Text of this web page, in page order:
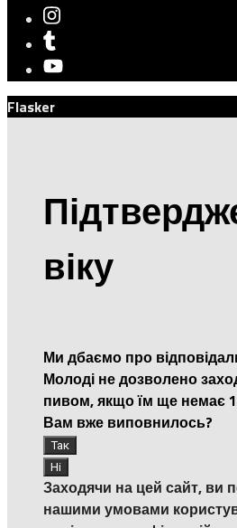
Flasker
віку
Ми дбаємо про
Молоді не дозволено
пивом, якщо їм ще немає
Вам вже виповнилось?
Заходячи на цей сайт, ви
нашими умовами